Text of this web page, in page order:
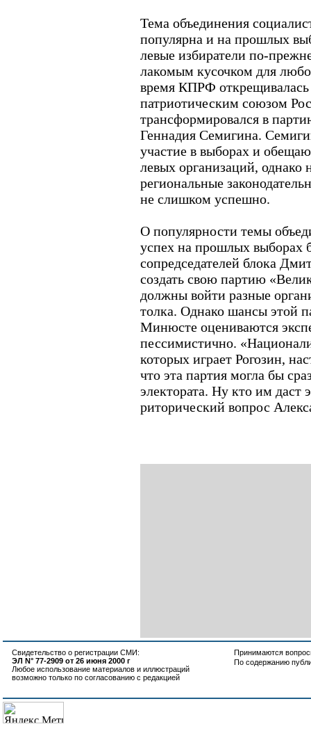
Тема объединения
популярна и на прошлых
левые избиратели по-
лакомым кусочком для
время КПРФ открещивалась
патриотическим союзом
трансформировался в
Геннадия Семигина.
участие в выборах и
левых организаций, однако
региональные
не слишком успешно.
О популярности темы
успех на прошлых выборах
сопредседателей блока
создать свою партию
должны войти разные
толка. Однако шансы этой
Минюсте оцениваются
пессимистично.
которых играет Рогозин,
что эта партия могла бы
электората. Ну кто им даст
риторический вопрос
Свидетельство о регистрации СМИ:
ЭЛ N° 77-2909 от 26 июня 2000 г
Любое использование материалов и иллюстраций
возможно только по согласованию с редакцией
Принимаются
По содержанию